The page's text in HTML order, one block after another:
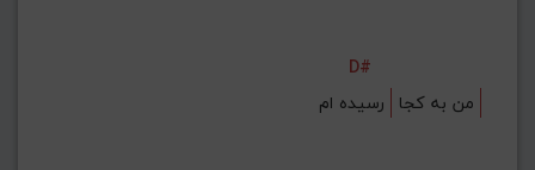
D#
من به کجا